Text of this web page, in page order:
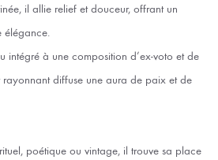
il allie relief et douceur, offrant un
élégance.
intégré à une composition d’ex-voto et de
diffuse une aura de paix et de
poétique ou vintage, il trouve sa place